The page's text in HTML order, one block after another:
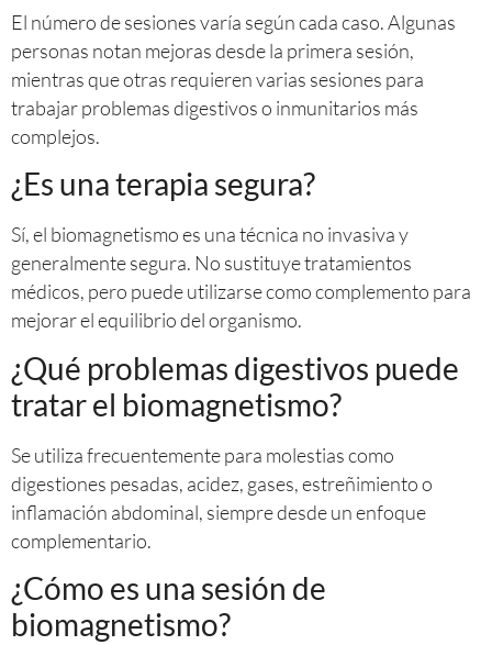
El número de sesiones varía según cada caso. Algunas
personas notan mejoras desde la primera sesión,
mientras que otras requieren varias sesiones para
trabajar problemas digestivos o inmunitarios más
complejos.
¿Es una terapia segura?
Sí, el biomagnetismo es una técnica no invasiva y
generalmente segura. No sustituye tratamientos
médicos, pero puede utilizarse como complemento para
mejorar el equilibrio del organismo.
¿Qué problemas digestivos puede
tratar el biomagnetismo?
Se utiliza frecuentemente para molestias como
digestiones pesadas, acidez, gases, estreñimiento o
inflamación abdominal, siempre desde un enfoque
complementario.
¿Cómo es una sesión de
biomagnetismo?